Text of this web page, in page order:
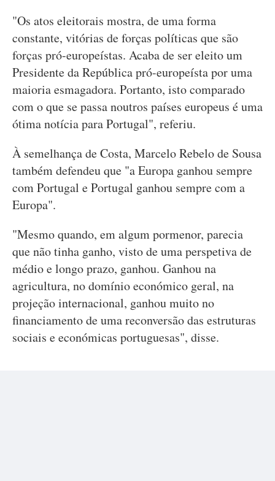
"Os atos eleitorais mostra, de uma forma
constante, vitórias de forças políticas que são
forças pró-europeístas. Acaba de ser eleito um
Presidente da República pró-europeísta por uma
maioria esmagadora. Portanto, isto comparado
com o que se passa noutros países europeus é uma
ótima notícia para Portugal", referiu.
À semelhança de Costa, Marcelo Rebelo de Sousa
também defendeu que "a Europa ganhou sempre
com Portugal e Portugal ganhou sempre com a
Europa".
"Mesmo quando, em algum pormenor, parecia
que não tinha ganho, visto de uma perspetiva de
médio e longo prazo, ganhou. Ganhou na
agricultura, no domínio económico geral, na
projeção internacional, ganhou muito no
financiamento de uma reconversão das estruturas
sociais e económicas portuguesas", disse.